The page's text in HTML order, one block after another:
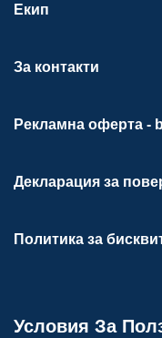
Екип
За контакти
Рекламна оферта -
Декларация за
Политика за
Условия За